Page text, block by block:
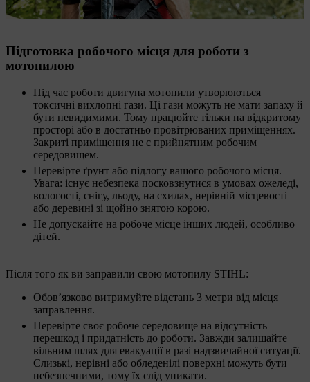
Завдякизахисту ланцюга мотопилу можна безпечно перевозити.
Підготовка робочого місця для роботи з
мотопилою
Під час роботи двигуна мотопили утворюються
токсичні вихлопні гази. Ці гази можуть не мати запаху й
бути невидимими. Тому працюйте тільки на відкритому
просторі або в достатньо провітрюваних приміщеннях.
Закриті приміщення не є прийнятним робочим
середовищем.
Перевірте ґрунт або підлогу вашого робочого місця.
Увага: існує небезпека посковзнутися в умовах ожеледі,
вологості, снігу, льоду, на схилах, нерівній місцевості
або деревині зі щойно знятою корою.
Не допускайте на робоче місце інших людей, особливо
дітей.
Після того як ви заправили свою мотопилу STIHL:
Обов’язково витримуйте відстань 3 метри від місця
заправлення.
Перевірте своє робоче середовище на відсутність
перешкод і придатність до роботи. Завжди залишайте
вільним шлях для евакуації в разі надзвичайної ситуації.
Слизькі, нерівні або обледенілі поверхні можуть бути
небезпечними, тому їх слід уникати.